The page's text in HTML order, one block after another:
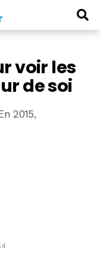
voir les
de soi
2015,